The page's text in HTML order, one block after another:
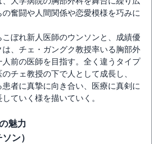
奮闘や人間関係や恋愛模様を巧みに
ぼれ新人医師のウンソンと、成績優
、チェ・ガングク教授率いる胸部外
前の医師を目指す。全く違うタイプ
チェ教授の下で人として成長し、
者に真摯に向き合い、医療に真剣に
ていく様を描いていく。
魅力
ン）